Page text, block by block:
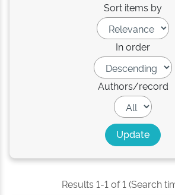
Sort items by
In order
Authors/record
Results 1-1 of 1 (Search